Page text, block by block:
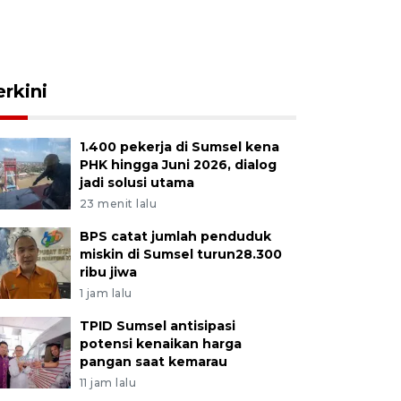
1.400 pekerja di Sumsel kena
PHK hingga Juni 2026, dialog
jadi solusi utama
23 menit lalu
BPS catat jumlah penduduk
miskin di Sumsel turun28.300
ribu jiwa
1 jam lalu
TPID Sumsel antisipasi
potensi kenaikan harga
pangan saat kemarau
11 jam lalu